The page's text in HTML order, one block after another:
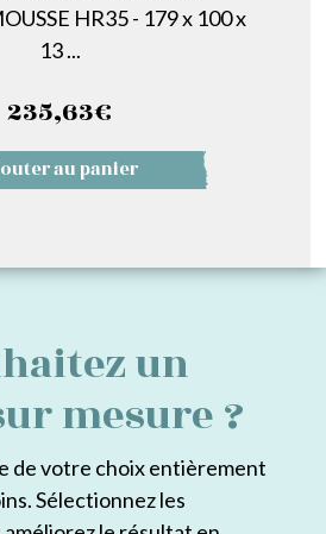
HR35 - 179 x 100 x
13 ...
235,63€
au panier
un
mesure ?
de votre choix entièrement
Sélectionnez les